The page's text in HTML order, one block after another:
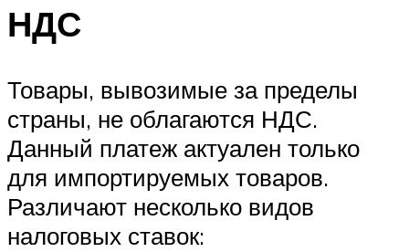
НДС
Товары, вывозимые за пределы
страны, не облагаются НДС.
Данный платеж актуален только
для импортируемых товаров.
Различают несколько видов
налоговых ставок: